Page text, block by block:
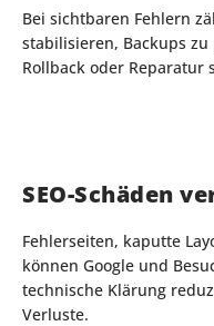
Bei sichtbaren Fehlern
stabilisieren, Backups
Rollback oder Reparatur
SEO-Schäden
Fehlerseiten, kaputte
können Google und
technische Klärung
Verluste.